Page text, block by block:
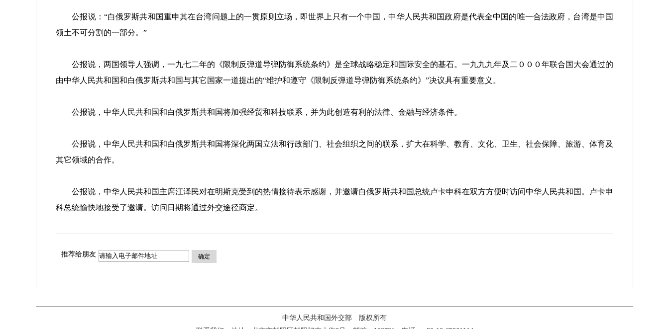
公报说：“白俄罗斯共和国重申其在台湾问题上的一贯原则立场，即世界上只有一个中国，中华人民共和国政府是代表全中国的唯一合法政府，台湾是中国
领土不可分割的一部分。”
公报说，两国领导人强调，一九七二年的《限制反弹道导弹防御系统条约》是全球战略稳定和国际安全的基石。一九九九年及二０００年联合国大会通过的
由中华人民共和国和白俄罗斯共和国与其它国家一道提出的“维护和遵守《限制反弹道导弹防御系统条约》”决议具有重要意义。
公报说，中华人民共和国和白俄罗斯共和国将加强经贸和科技联系，并为此创造有利的法律、金融与经济条件。
公报说，中华人民共和国和白俄罗斯共和国将深化两国立法和行政部门、社会组织之间的联系，扩大在科学、教育、文化、卫生、社会保障、旅游、体育及
其它领域的合作。
公报说，中华人民共和国主席江泽民对在明斯克受到的热情接待表示感谢，并邀请白俄罗斯共和国总统卢卡申科在双方方便时访问中华人民共和国。卢卡申
科总统愉快地接受了邀请。访问日期将通过外交途径商定。
推荐给朋友 确定
中华人民共和国外交部 版权所有